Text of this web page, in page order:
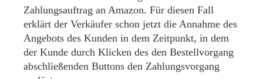
Zahlungsauftrag an Amazon. Für diesen Fall
erklärt der Verkäufer schon jetzt die Annahme des
Angebots des Kunden in dem Zeitpunkt, in dem
der Kunde durch Klicken des den Bestellvorgang
abschließenden Buttons den Zahlungsvorgang